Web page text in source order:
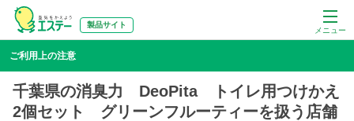
メニュー
製品サイト
ご利用上の注意
千葉県の消臭力 DeoPita トイレ用つけかえ
2個セット グリーンフルーティーを扱う店舗